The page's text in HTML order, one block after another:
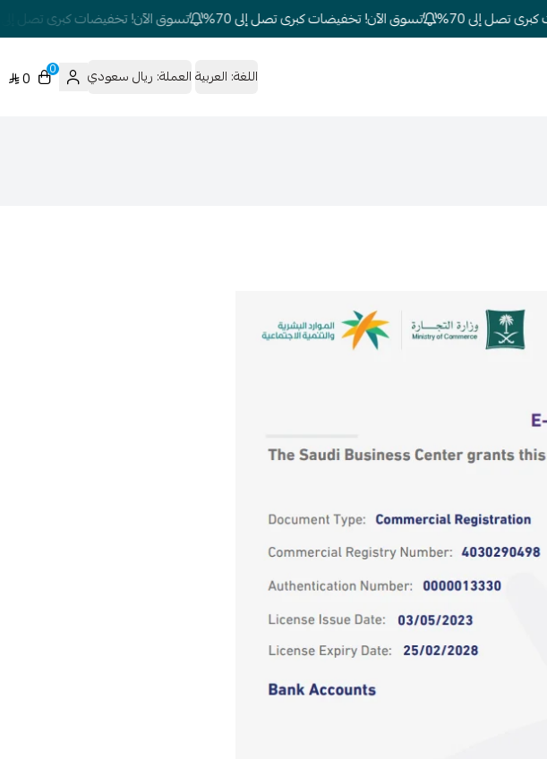
إلى 70% تسوق الآن! تخفيضات كبرى تصل إلى 70% تسوق الآن! تخفيضات كبرى تصل إلى 70%
الطبية اللغة: العربيةالعملة: ريال سعودي 0
0